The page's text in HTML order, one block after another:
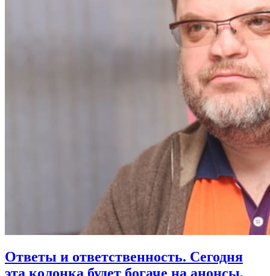
Ответы и ответственность. Сегодня